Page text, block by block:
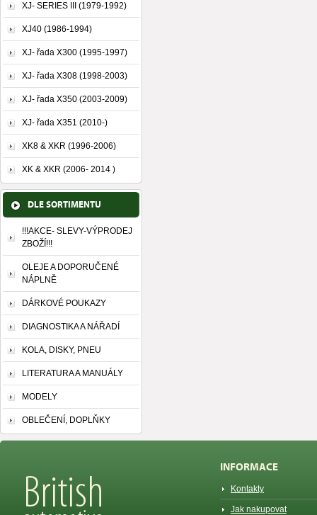
XJ- SERIES III (1979-1992)
XJ40 (1986-1994)
XJ- řada X300 (1995-1997)
XJ- řada X308 (1998-2003)
XJ- řada X350 (2003-2009)
XJ- řada X351 (2010-)
XK8 & XKR (1996-2006)
XK & XKR (2006- 2014 )
DLE SORTIMENTU
!!!AKCE- SLEVY-VÝPRODEJ
ZBOŽÍ!!!
OLEJE A DOPORUČENÉ
NÁPLNĚ
DÁRKOVÉ POUKAZY
DIAGNOSTIKA A NÁŘADÍ
KOLA, DISKY, PNEU
LITERATURA A MANUÁLY
MODELY
OBLEČENÍ, DOPLŇKY
INFORMACE
Kontakty
Jak nakupovat